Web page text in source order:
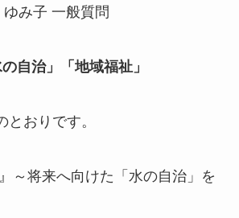
み子 一般質問
自治」「地域福祉」
とおりです。
～将来へ向けた「水の自治」を